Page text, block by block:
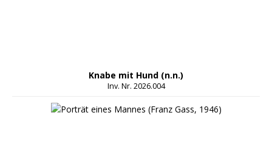
Knabe mit Hund (n.n.)
Inv. Nr. 2026.004